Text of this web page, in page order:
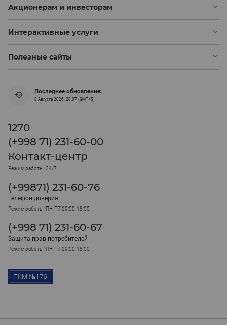
Акционерам и инвесторам
Интерактивные услуги
Полезные сайты
Последнее обновление:
8 Августа 2026, 20:07 (GMT+5)
1270
(+998 71) 231-60-00
Контакт-центр
Режим работы: 24/7
(+99871) 231-60-76
Телефон доверия
Режим работы: ПН-ПТ 09:00-18:00
(+998 71) 231-60-67
Защита прав потребителей
Режим работы: ПН-ПТ 09:00-18:00